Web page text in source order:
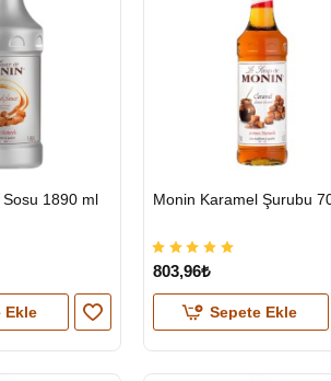
1890 ml
Ekle
HIZLI
GÖNDERİ
Monin Karamel Şurubu
803,96₺
Sepete Ekle